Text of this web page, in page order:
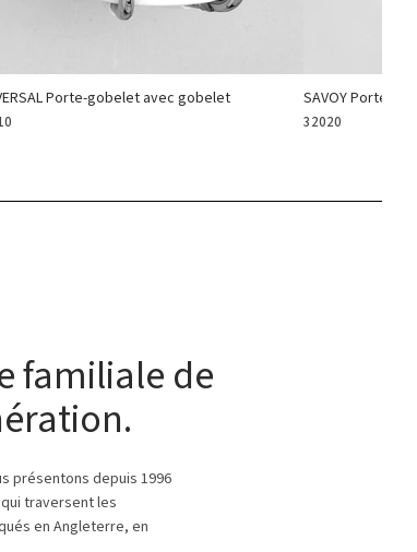
Porte-gobelet avec gobelet SAVOY Porte-
32020
familiale de
présentons depuis 1996
traversent les
en Angleterre, en